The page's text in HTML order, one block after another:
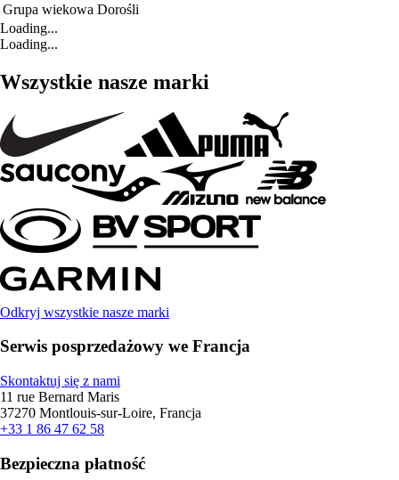
Grupa wiekowa Dorośli
Loading...
Loading...
Wszystkie nasze marki
Odkryj wszystkie nasze marki
Serwis posprzedażowy we Francja
Skontaktuj się z nami
11 rue Bernard Maris
37270 Montlouis-sur-Loire, Francja
+33 1 86 47 62 58
Bezpieczna płatność